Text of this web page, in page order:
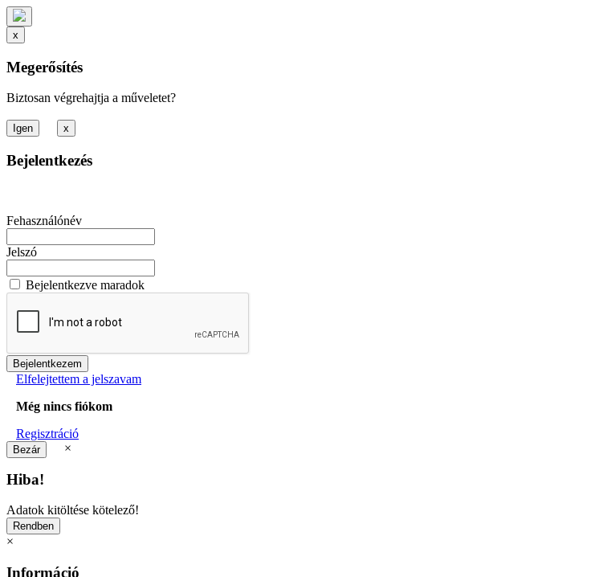
x
Megerősítés
Biztosan végrehajtja a műveletet?
x
Bejelentkezés
Fehasználónév
Jelszó
Bejelentkezve maradok
Elfelejtettem a jelszavam
Még nincs fiókom
Regisztráció
×
Hiba!
Adatok kitöltése kötelező!
×
Információ